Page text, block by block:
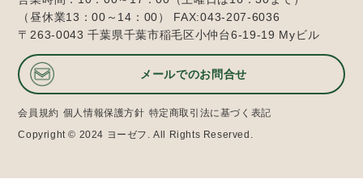
（昼休業13：00～14：00） FAX:043-207-6036
〒263-0043 千葉県千葉市稲毛区小仲台6-19-19 Myビル
メールでのお問合せ
会員規約 個人情報保護方針 特定商取引法に基づく表記
Copyright © 2024 ヨーゼフ. All Rights Reserved.